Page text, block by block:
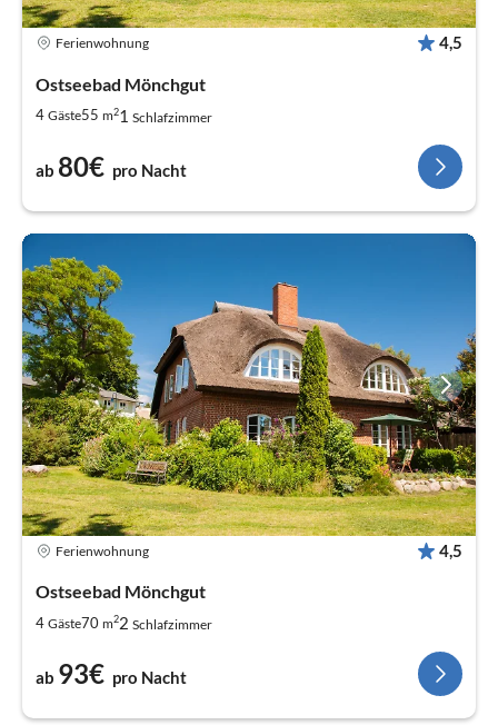
Ferienwohnung 4,5
Ostseebad Mönchgut
4 Gäste55 m21 Schlafzimmer
ab 80€ pro Nacht
Ferienwohnung 4,5
Ostseebad Mönchgut
4 Gäste70 m22 Schlafzimmer
ab 93€ pro Nacht